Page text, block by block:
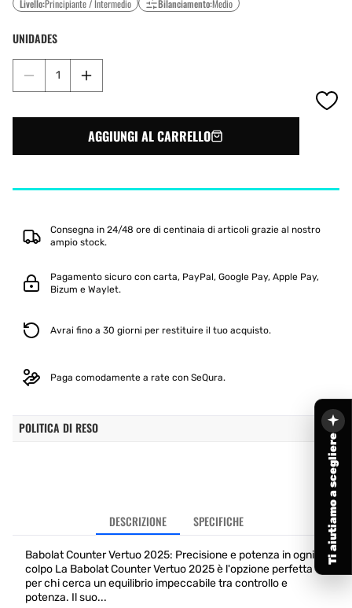
Livello:Principiante / Intermedio Bilanciamento:Medio
UNIDADES
Diminuisci
quantità
VERTUO
Aumenta
quantità
COUNTER
VERTUO
AGGIUNGI AL CARRELLO
Consegna in 24/48 ore di centinaia di articoli grazie al nostro
ampio stock.
Pagamento sicuro con carta, PayPal, Google Pay, Apple Pay,
Bizum e Waylet.
Avrai fino a 30 giorni per restituire il tuo acquisto.
Paga comodamente a rate con SeQura.
POLITICA DI RESO
DESCRIZIONE SPECIFICHE
Babolat Counter Vertuo 2025: Precisione e potenza in ogni
colpo La Babolat Counter Vertuo 2025 è l'opzione perfetta
per chi cerca un equilibrio impeccabile tra controllo e
potenza. Il suo...
Ti aiutiamo a scegliere